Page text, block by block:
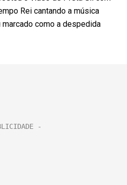
Rei cantando a música
como a despedida